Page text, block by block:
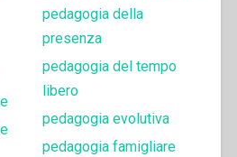
pedagogia della
presenza
pedagogia del tempo
libero
pedagogia evolutiva
pedagogia famigliare